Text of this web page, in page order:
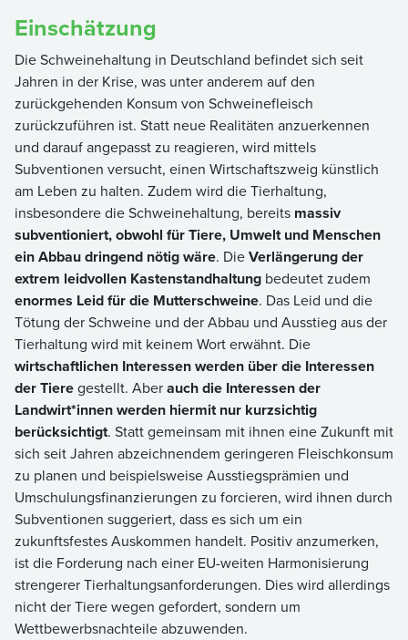
Einschätzung
Die Schweinehaltung in Deutschland befindet sich seit
Jahren in der Krise, was unter anderem auf den
zurückgehenden Konsum von Schweinefleisch
zurückzuführen ist. Statt neue Realitäten anzuerkennen
und darauf angepasst zu reagieren, wird mittels
Subventionen versucht, einen Wirtschaftszweig künstlich
am Leben zu halten. Zudem wird die Tierhaltung,
insbesondere die Schweinehaltung, bereits massiv
subventioniert, obwohl für Tiere, Umwelt und Menschen
ein Abbau dringend nötig wäre. DieVerlängerung der
extrem leidvollen Kastenstandhaltung bedeutet zudem
enormes Leid für die Mutterschweine. Das Leid und die
Tötung der Schweine und der Abbau und Ausstieg aus der
Tierhaltung wird mit keinem Wort erwähnt. Die
wirtschaftlichen Interessen werden über die Interessen
der Tieregestellt. Aberauch die Interessen der
Landwirt*innen werden hiermit nur kurzsichtig
berücksichtigt. Statt gemeinsam mit ihnen eine Zukunft mit
sich seit Jahren abzeichnendem geringeren Fleischkonsum
zu planen und beispielsweise Ausstiegsprämien und
Umschulungsfinanzierungen zu forcieren, wird ihnen durch
Subventionen suggeriert, dass es sich um ein
zukunftsfestes Auskommen handelt. Positiv anzumerken,
ist die Forderung nach einer EU-weiten Harmonisierung
strengerer Tierhaltungsanforderungen. Dies wird allerdings
nicht der Tiere wegen gefordert, sondern um
Wettbewerbsnachteile abzuwenden.